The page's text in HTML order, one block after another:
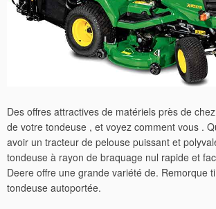
Des offres attractives de matériels près de
de votre tondeuse , et voyez comment vous .
avoir un tracteur de pelouse puissant et
tondeuse à rayon de braquage nul rapide et
Deere offre une grande variété de. Remorque
tondeuse autoportée.